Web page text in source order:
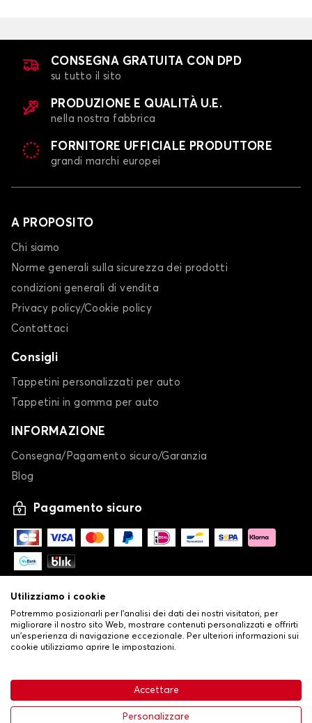
63,99 € Aggiungi al carrello
CONSEGNA GRATUITA CON DPD
su tutto il sito
PRODUZIONE E QUALITÀ U.E.
nella nostra fabbrica
FORNITORE UFFICIALE PRODUTTORE
grandi marchi europei
A PROPOSITO
Chi siamo
Norme generali sulla sicurezza dei prodotti
condizioni generali di vendita
Privacy policy/Cookie policy
Contattaci
Consigli
Tappetini personalizzati per auto
Tappetini in gomma per auto
INFORMAZIONE
Consegna/Pagamento sicuro/Garanzia
Blog
Pagamento sicuro
Condizioni generali di vendita•
Politica sulla privacy e sui cookie•Livraison
Utilizziamo i cookie
Potremmo posizionarli per l'analisi dei dati dei nostri visitatori, per
migliorare il nostro sito Web, mostrare contenuti personalizzati e offrirti
un'esperienza di navigazione eccezionale. Per ulteriori informazioni sui
cookie utilizziamo aprire le impostazioni.
Accettare
Personalizzare